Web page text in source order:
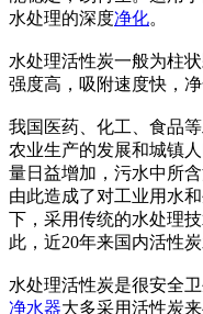
水处理的深度净化。
水处理活性炭一般为柱
强度高，吸附速度快，
我国医药、化工、食品
农业生产的发展和城镇
量日益增加，污水中所
由此造成了对工业用水
下，采用传统的水处理
此，近20年来国内活性
水处理活性炭是很安全
净水器大多采用活性炭